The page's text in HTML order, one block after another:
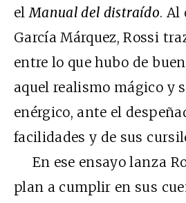
elManual del distraído. Al
García Márquez, Rossi
entre lo que hubo de
aquel realismo mágico y
enérgico, ante el
facilidades y de sus
En ese ensayo lanza
plan a cumplir en sus